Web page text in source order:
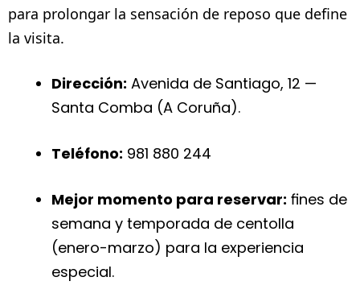
para prolongar la sensación de reposo que define
la visita.
Dirección: Avenida de Santiago, 12 —
Santa Comba (A Coruña).
Teléfono: 981 880 244
Mejor momento para reservar: fines de
semana y temporada de centolla
(enero-marzo) para la experiencia
especial.